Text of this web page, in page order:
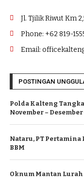
Jl. Tjilik Riwut Km
Phone: +62 819-
Email:
POSTINGAN
Polda Kalteng
November – Desember
Nataru, PT
BBM
Oknum Mantan